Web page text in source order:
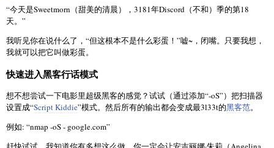
“今天是Sweetmorn（甜美的清晨），3181年Discord（不和）季的第18
天。”
我听见你在说什么了，“但这根本不是什么彩蛋！”嘘~，闭嘴。只要我想，
我就可以把它叫做彩蛋。
快速进入黑客行话模式
想不想尝试一下电影里超级黑客的感觉？试试（通过添加“-oS”）把扫描器
设置成“Script Kiddie”模式。然后所有的输出都会变成最3l33t的黑客范。
例如: “nmap -oS - google.com”